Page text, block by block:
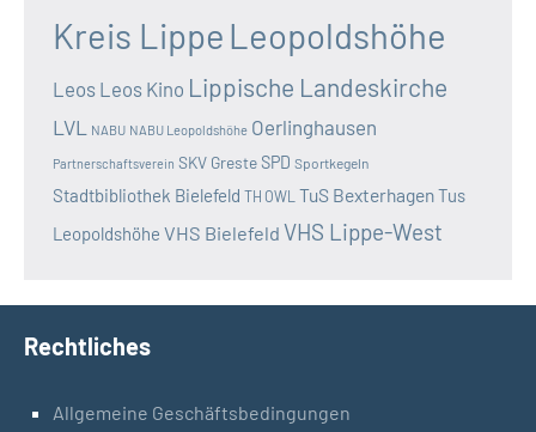
Kreis Lippe Leopoldshöhe
Leos Leos Kino Lippische Landeskirche
LVL NABU NABU Leopoldshöhe Oerlinghausen
Partnerschaftsverein SKV GresteSPD Sportkegeln
Stadtbibliothek Bielefeld TH OWL TuS BexterhagenTus
Leopoldshöhe VHS Bielefeld VHS Lippe-West
Rechtliches
Allgemeine Geschäftsbedingungen